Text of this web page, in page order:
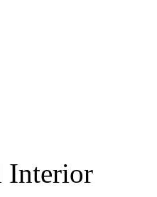
Interior